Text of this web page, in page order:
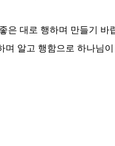
은 대로 행하며 만들기 바
며 알고 행함으로 하나님